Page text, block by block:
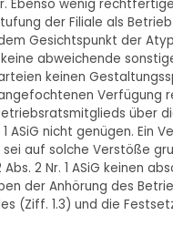
Ebenso wenig
der Filiale als
Gesichtspunkt der
abweichende
keinen
angefochtenen
über
1 ASiG nicht genügen.
sei auf solche Verstöße
2 Nr. 1 ASiG keinen
der Anhörung des
(Ziff. 1.3) und die